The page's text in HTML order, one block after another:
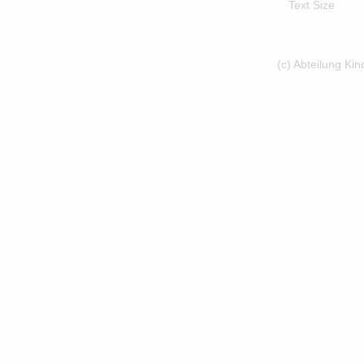
Text Size
(c) Abteilung